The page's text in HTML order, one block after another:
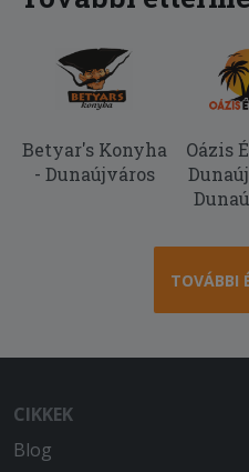
Betyar's Konyha
- Dunaújváros
Oázis
TOVÁBBI
CIKKEK
Blog